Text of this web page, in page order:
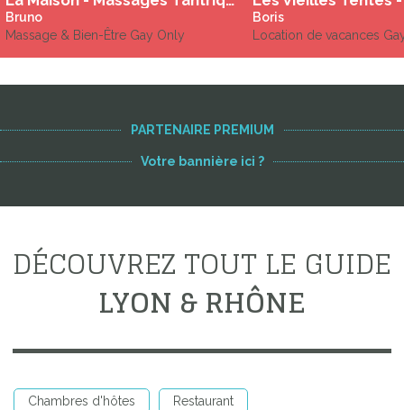
Bruno
Massage & Bien-Être Gay Only
Boris
Location de vacances
PARTENAIRE PREMIUM
Votre bannière ici ?
DÉCOUVREZ TOUT LE GUIDE
LYON & RHÔNE
Chambres d'hôtes Restaurant